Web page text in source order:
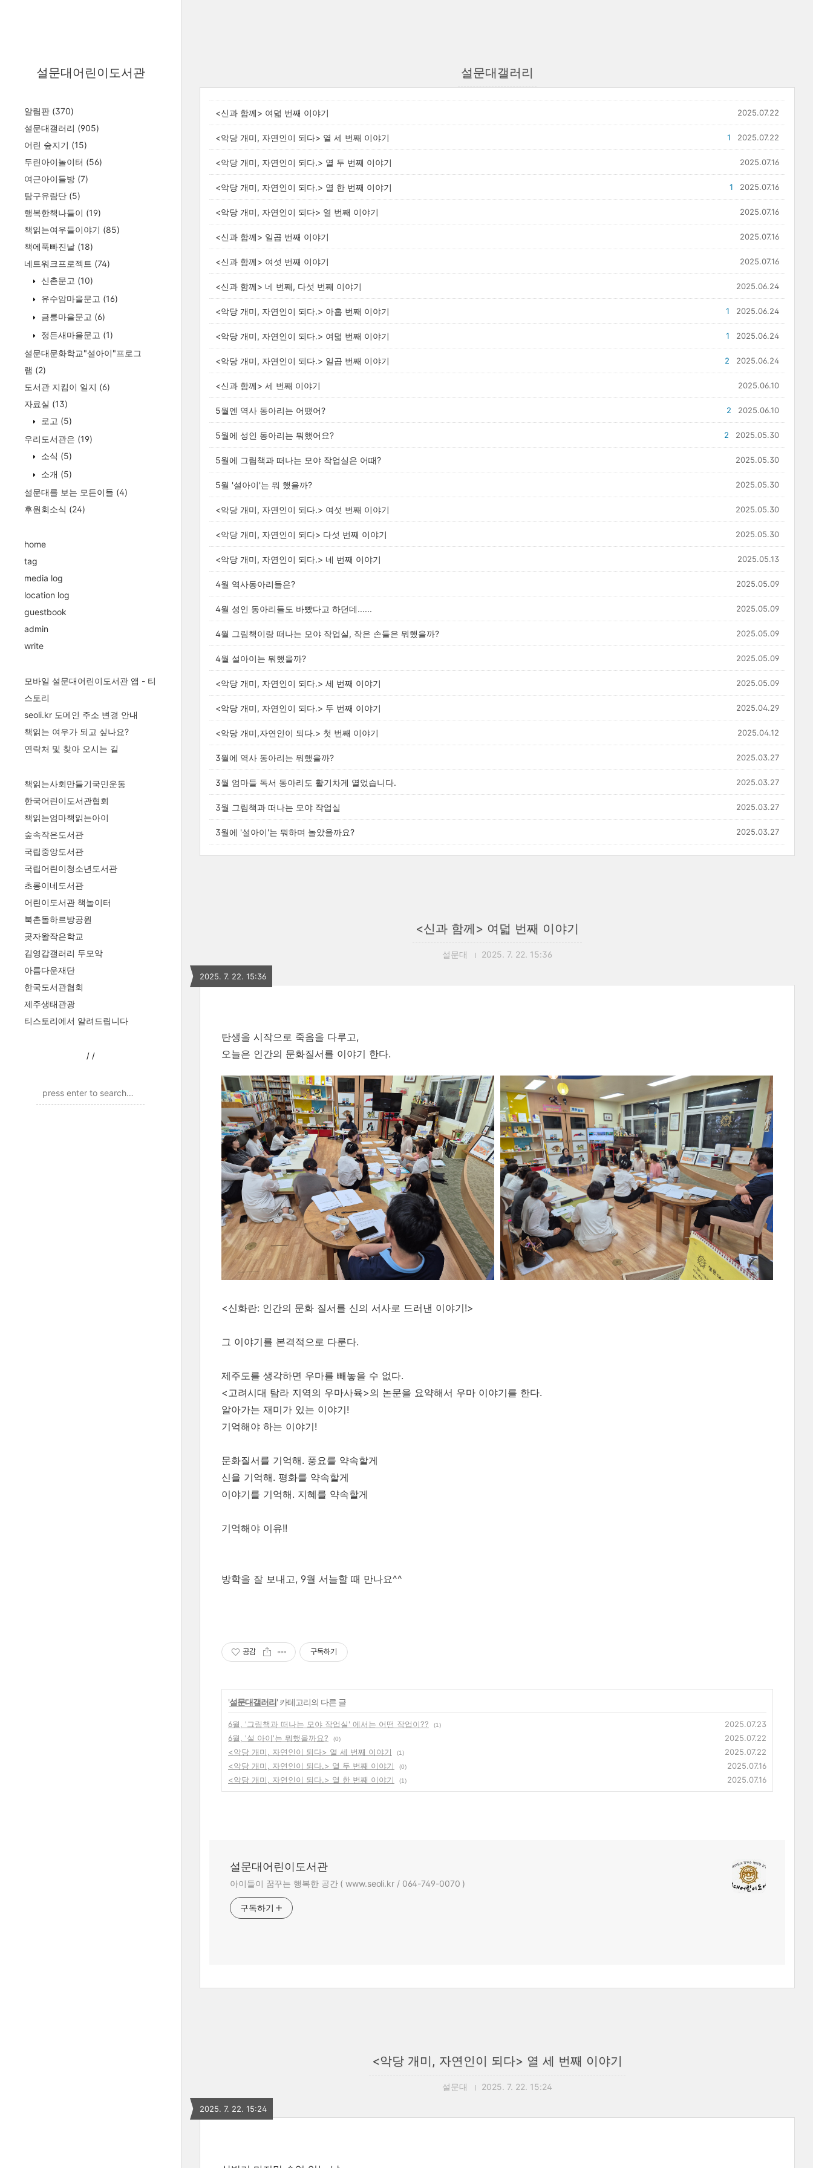
설문대어린이도서관
알림판 (370)
설문대갤러리 (905)
어린 숲지기 (15)
두린아이놀이터 (56)
여근아이들방 (7)
탐구유람단 (5)
행복한책나들이 (19)
책읽는여우들이야기 (85)
책에푹빠진날 (18)
네트워크프로젝트 (74)
신촌문고 (10)
유수암마을문고 (16)
금릉마을문고 (6)
정든새마을문고 (1)
설문대문화학교"설아이"프로그
램 (2)
도서관 지킴이 일지 (6)
자료실 (13)
로고 (5)
우리도서관은 (19)
소식 (5)
소개 (5)
설문대를 보는 모든이들 (4)
후원회소식 (24)
home
tag
media log
location log
guestbook
admin
write
모바일 설문대어린이도서관 앱 - 티
스토리
seoli.kr 도메인 주소 변경 안내
책읽는 여우가 되고 싶나요?
연락처 및 찾아 오시는 길
책읽는사회만들기국민운동
한국어린이도서관협회
책읽는엄마책읽는아이
숲속작은도서관
국립중앙도서관
국립어린이청소년도서관
초롱이네도서관
어린이도서관 책놀이터
북촌돌하르방공원
곶자왈작은학교
김영갑갤러리 두모악
아름다운재단
한국도서관협회
제주생태관광
티스토리에서 알려드립니다
/ /
설문대갤러리
<신과 함께> 여덟 번째 이야기 2025.07.22
<악당 개미, 자연인이 되다> 열 세 번째 이야기 2025.07.22
1
<악당 개미, 자연인이 되다.> 열 두 번째 이야기 2025.07.16
<악당 개미, 자연인이 되다.> 열 한 번째 이야기 2025.07.16
1
<악당 개미, 자연인이 되다> 열 번째 이야기 2025.07.16
<신과 함께> 일곱 번째 이야기 2025.07.16
<신과 함께> 여섯 번째 이야기 2025.07.16
<신과 함께> 네 번째, 다섯 번째 이야기 2025.06.24
<악당 개미, 자연인이 되다.> 아홉 번째 이야기 2025.06.24
1
<악당 개미, 자연인이 되다.> 여덟 번째 이야기 2025.06.24
1
<악당 개미, 자연인이 되다.> 일곱 번째 이야기 2025.06.24
2
<신과 함께> 세 번째 이야기 2025.06.10
5월엔 역사 동아리는 어땠어? 2025.06.10
2
5월에 성인 동아리는 뭐했어요? 2025.05.30
2
5월에 그림책과 떠나는 모야 작업실은 어때? 2025.05.30
5월 '설아이'는 뭐 했을까? 2025.05.30
<악당 개미, 자연인이 되다.> 여섯 번째 이야기 2025.05.30
<악당 개미, 자연인이 되다> 다섯 번째 이야기 2025.05.30
<악당 개미, 자연인이 되다.> 네 번째 이야기 2025.05.13
4월 역사동아리들은? 2025.05.09
4월 성인 동아리들도 바빴다고 하던데...... 2025.05.09
4월 그림책이랑 떠나는 모야 작업실, 작은 손들은 뭐했을까? 2025.05.09
4월 설아이는 뭐했을까? 2025.05.09
<악당 개미, 자연인이 되다.> 세 번째 이야기 2025.05.09
<악당 개미, 자연인이 되다.> 두 번째 이야기 2025.04.29
<악당 개미,자연인이 되다.> 첫 번째 이야기 2025.04.12
3월에 역사 동아리는 뭐했을까? 2025.03.27
3월 엄마들 독서 동아리도 활기차게 열었습니다. 2025.03.27
3월 그림책과 떠나는 모야 작업실 2025.03.27
3월에 '설아이'는 뭐하며 놀았을까요? 2025.03.27
<신과 함께> 여덟 번째 이야기
설문대 2025. 7. 22. 15:36
2025. 7. 22. 15:36
탄생을 시작으로 죽음을 다루고,
오늘은 인간의 문화질서를 이야기 한다.
<신화란: 인간의 문화 질서를 신의 서사로 드러낸 이야기!>
그 이야기를 본격적으로 다룬다.
제주도를 생각하면 우마를 빼놓을 수 없다.
<고려시대 탐라 지역의 우마사육>의 논문을 요약해서 우마 이야기를 한다.
알아가는 재미가 있는 이야기!
기억해야 하는 이야기!
문화질서를 기억해. 풍요를 약속할게
신을 기억해. 평화를 약속할게
이야기를 기억해. 지혜를 약속할게
기억해야 이유!!
방학을 잘 보내고, 9월 서늘할 때 만나요^^
공감 구독하기
'설문대갤러리' 카테고리의 다른 글
6월, '그림책과 떠나는 모야 작업실' 에서는 어떤 작업이?? (1)
2025.07.23
6월, '설 아이'는 뭐했을까요?
(0)
2025.07.22
<악당 개미, 자연인이 되다> 열 세 번째 이야기
(1)
2025.07.22
<악당 개미, 자연인이 되다.> 열 두 번째 이야기
(0)
2025.07.16
<악당 개미, 자연인이 되다.> 열 한 번째 이야기
(1) 2025.07.16
설문대어린이도서관
아이들이 꿈꾸는 행복한 공간 ( www.seoli.kr / 064-749-0070 )
구독하기
<악당 개미, 자연인이 되다> 열 세 번째 이야기
설문대 2025. 7. 22. 15:24
2025. 7. 22. 15:24